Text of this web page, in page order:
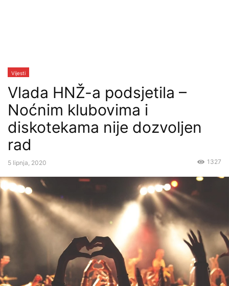
Vijesti
Vlada HNŽ-a podsjetila –
Noćnim klubovima i
diskotekama nije dozvoljen
rad
5 lipnja, 2020 1327